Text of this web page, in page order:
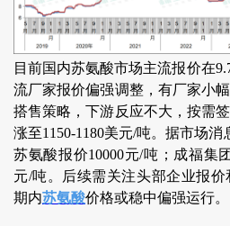
目前国内苏氨酸市场主流报价在
流厂家报价偏强调整，有厂家小
搭售策略，下游反应不大，按需
涨至1150-1180美元/吨。据市场
苏氨酸报价10000元/吨；成福集
元/吨。后续需关注头部企业报
期内苏氨酸价格或稳中偏强运行。